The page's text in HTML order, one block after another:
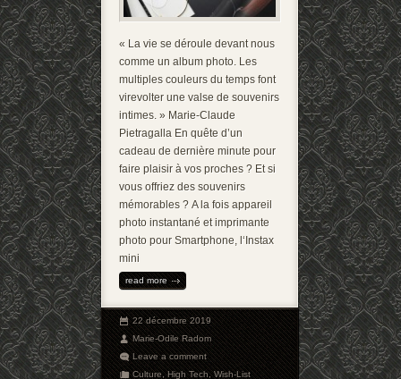
« La vie se déroule devant nous
comme un album photo. Les
multiples couleurs du temps font
virevolter une valse de souvenirs
intimes. » Marie-Claude
Pietragalla En quête d’un
cadeau de dernière minute pour
faire plaisir à vos proches ? Et si
vous offriez des souvenirs
mémorables ? A la fois appareil
photo instantané et imprimante
photo pour Smartphone, l‘Instax
mini
read more
22 décembre 2019
Marie-Odile Radom
Leave a comment
Culture,High Tech,Wish-List